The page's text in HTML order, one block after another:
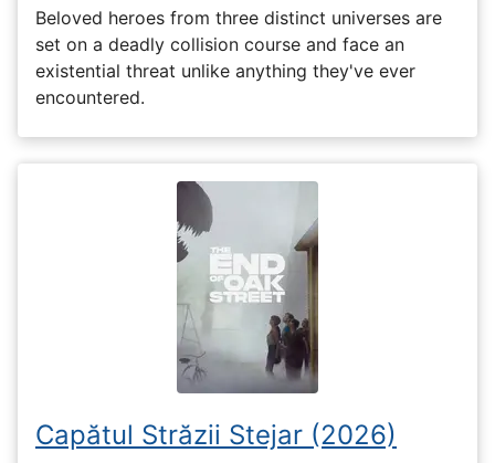
Beloved heroes from three distinct universes are
set on a deadly collision course and face an
existential threat unlike anything they've ever
encountered.
Capătul Străzii Stejar (2026)